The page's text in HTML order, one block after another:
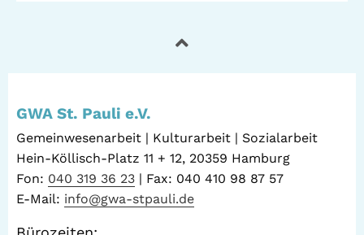
GWA St. Pauli e.V.
Gemeinwesenarbeit | Kulturarbeit | Sozialarbeit
Hein-Köllisch-Platz 11 + 12, 20359 Hamburg
Fon: 040 319 36 23 | Fax: 040 410 98 87 57
E-Mail: info@gwa-stpauli.de